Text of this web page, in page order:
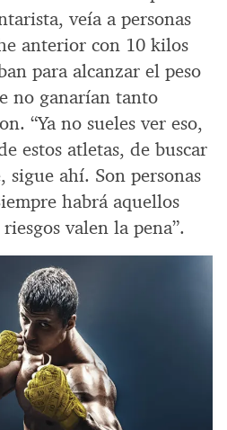
veía a personas
anterior con 10 kilos
para alcanzar el peso
no ganarían tanto
“Ya no sueles ver eso,
estos atletas, de buscar
sigue ahí. Son personas
habrá aquellos
valen la pena”.